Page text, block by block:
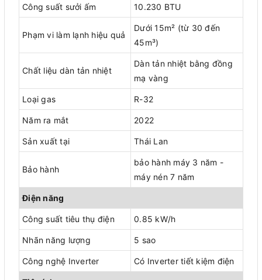
Công suất sưởi ấm 10.230 BTU
Phạm vi làm lạnh hiệu quả
Dưới 15m² (từ 30 đến
45m³)
Chất liệu dàn tản nhiệt
Dàn tản nhiệt bằng đồng
mạ vàng
Loại gas R-32
Năm ra mắt 2022
Sản xuất tại Thái Lan
Bảo hành
bảo hành máy 3 năm -
máy nén 7 năm
Điện năng
Công suất tiêu thụ điện 0.85 kW/h
Nhãn năng lượng 5 sao
Công nghệ Inverter Có Inverter tiết kiệm điện